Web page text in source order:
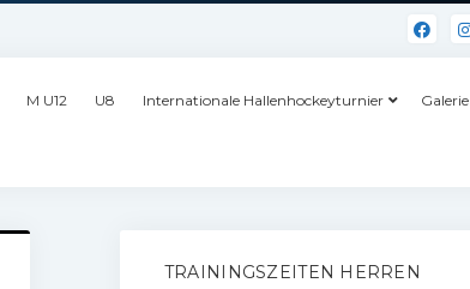
M U12 U8 Internationale Hallenhockeyturnier Galerie
TRAININGSZEITEN HERREN